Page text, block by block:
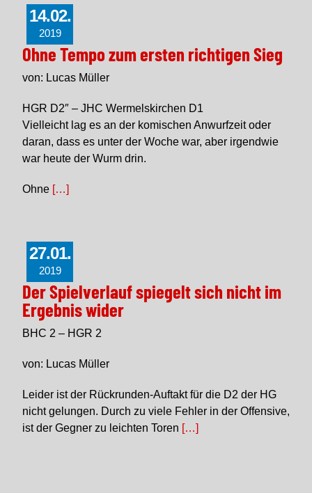
14.02.
2019
Ohne Tempo zum ersten richtigen Sieg
von: Lucas Müller
HGR D2″ – JHC Wermelskirchen D1
Vielleicht lag es an der komischen Anwurfzeit oder
daran, dass es unter der Woche war, aber irgendwie
war heute der Wurm drin.
Ohne […]
27.01.
2019
Der Spielverlauf spiegelt sich nicht im
Ergebnis wider
BHC 2 – HGR 2
von: Lucas Müller
Leider ist der Rückrunden-Auftakt für die D2 der HG
nicht gelungen. Durch zu viele Fehler in der Offensive,
ist der Gegner zu leichten Toren […]